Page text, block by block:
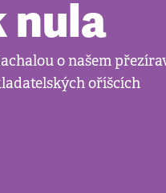
nula
o našem
oříšcích